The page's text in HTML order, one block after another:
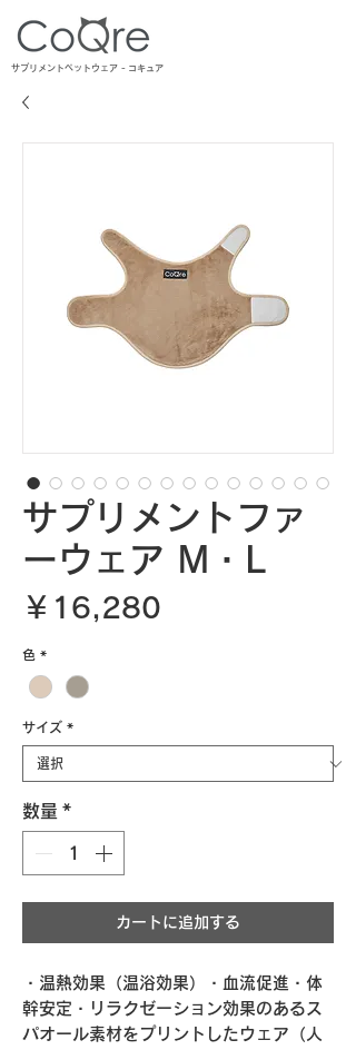
サプリメントペットウェア - コキュア
サプリメントファ
ーウェア M・L
￥16,280
色 *
サイズ *
数量 *
カートに追加する
・温熱効果（温浴効果）・血流促進・体
幹安定・リラクゼーション効果のあるス
パオール素材をプリントしたウェア（人